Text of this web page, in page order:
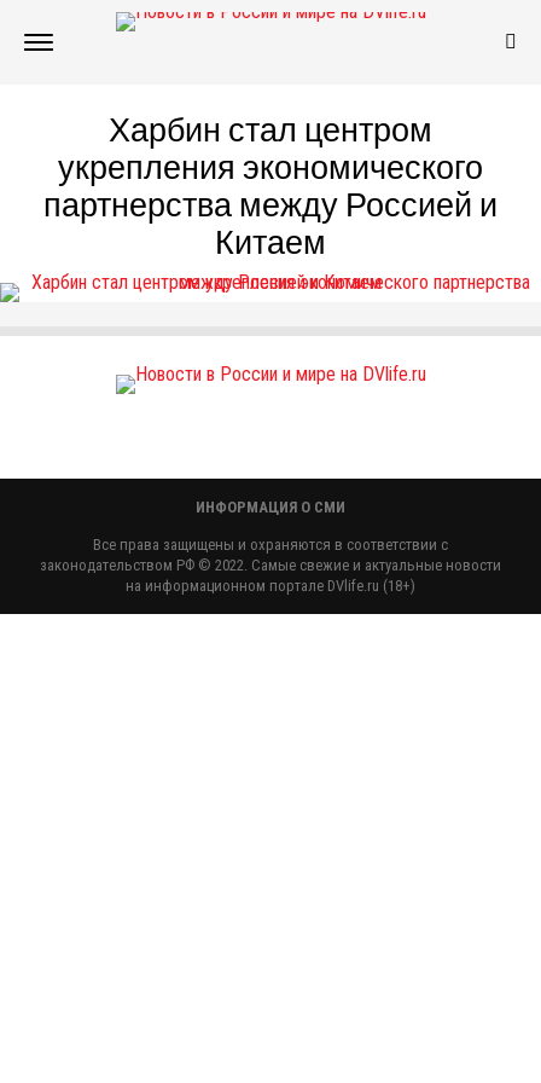
Харбин стал центром
укрепления экономического
партнерства между Россией и
Китаем
ИНФОРМАЦИЯ О СМИ
Все права защищены и охраняются в соответствии с
законодательством РФ © 2022. Самые свежие и актуальные новости
на информационном портале DVlife.ru (18+)